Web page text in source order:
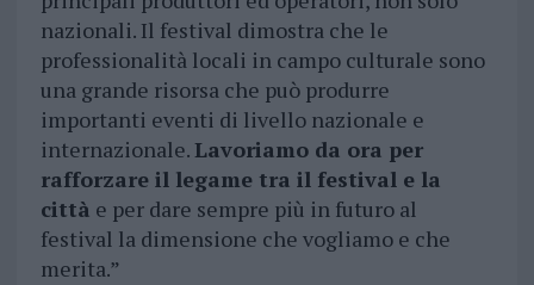
nazionali. Il festival dimostra che le
professionalità locali in campo culturale sono
una grande risorsa che può produrre
importanti eventi di livello nazionale e
internazionale.Lavoriamo da ora per
rafforzare il legame tra il festival e la
città e per dare sempre più in futuro al
festival la dimensione che vogliamo e che
merita.”